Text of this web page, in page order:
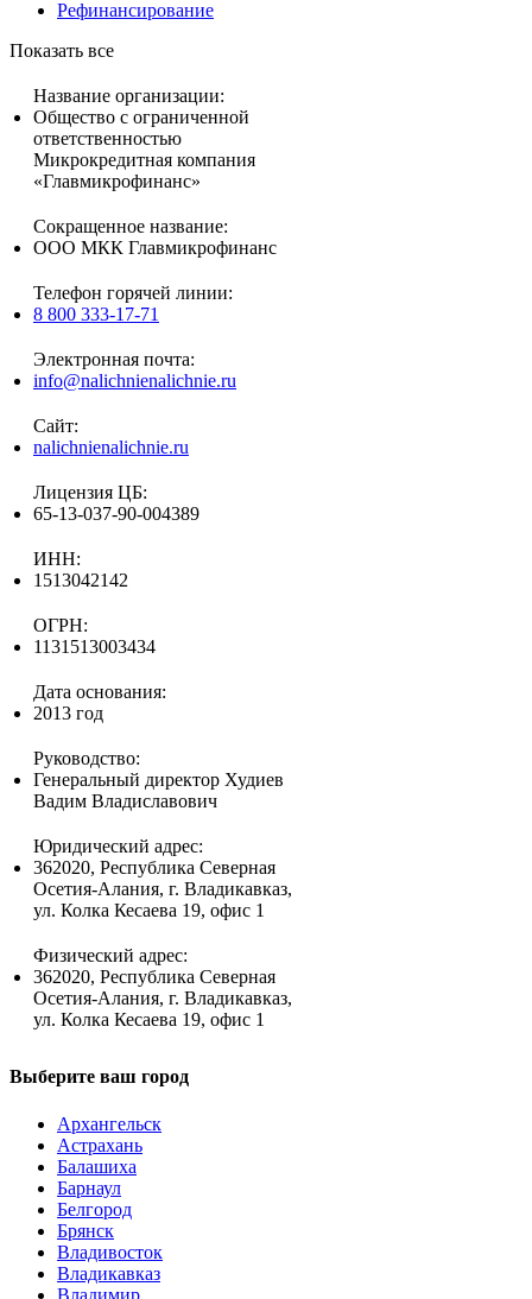
Рефинансирование
Показать все
Название организации:
Общество с ограниченной
ответственностью
Микрокредитная компания
«Главмикрофинанс»
Сокращенное название:
ООО МКК Главмикрофинанс
Телефон горячей линии:
8 800 333-17-71
Электронная почта:
info@nalichnienalichnie.ru
Сайт:
nalichnienalichnie.ru
Лицензия ЦБ:
65-13-037-90-004389
ИНН:
1513042142
ОГРН:
1131513003434
Дата основания:
2013 год
Руководство:
Генеральный директор Худиев
Вадим Владиславович
Юридический адрес:
362020, Республика Северная
Осетия-Алания, г. Владикавказ,
ул. Колка Кесаева 19, офис 1
Физический адрес:
362020, Республика Северная
Осетия-Алания, г. Владикавказ,
ул. Колка Кесаева 19, офис 1
Выберите ваш город
Архангельск
Астрахань
Балашиха
Барнаул
Белгород
Брянск
Владивосток
Владикавказ
Владимир